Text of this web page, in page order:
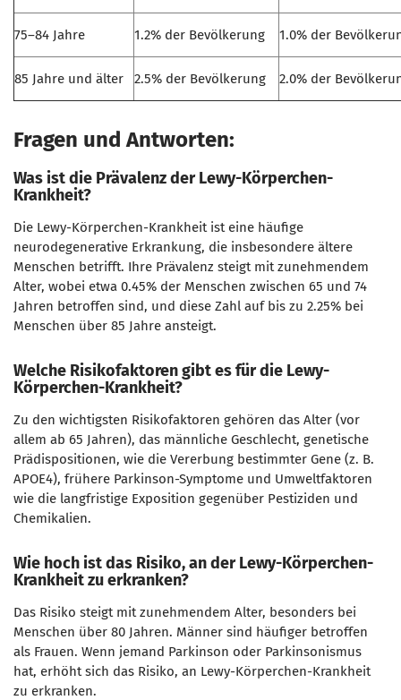
75–84 Jahre 1.2% der Bevölkerung 1.0% der
85 Jahre und älter 2.5% der Bevölkerung 2.0% der
Fragen und Antworten:
Was ist die Prävalenz der Lewy-Körperchen-
Krankheit?
Die Lewy-Körperchen-Krankheit ist eine häufige
neurodegenerative Erkrankung, die insbesondere ältere
Menschen betrifft. Ihre Prävalenz steigt mit zunehmendem
Alter, wobei etwa 0.45% der Menschen zwischen 65 und 74
Jahren betroffen sind, und diese Zahl auf bis zu 2.25% bei
Menschen über 85 Jahre ansteigt.
Welche Risikofaktoren gibt es für die Lewy-
Körperchen-Krankheit?
Zu den wichtigsten Risikofaktoren gehören das Alter (vor
allem ab 65 Jahren), das männliche Geschlecht, genetische
Prädispositionen, wie die Vererbung bestimmter Gene (z. B.
APOE4), frühere Parkinson-Symptome und Umweltfaktoren
wie die langfristige Exposition gegenüber Pestiziden und
Chemikalien.
Wie hoch ist das Risiko, an der Lewy-Körperchen-
Krankheit zu erkranken?
Das Risiko steigt mit zunehmendem Alter, besonders bei
Menschen über 80 Jahren. Männer sind häufiger betroffen
als Frauen. Wenn jemand Parkinson oder Parkinsonismus
hat, erhöht sich das Risiko, an Lewy-Körperchen-Krankheit
zu erkranken.